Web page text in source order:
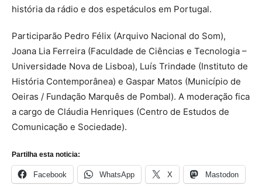
história da rádio e dos espetáculos em Portugal.
Participarão Pedro Félix (Arquivo Nacional do Som),
Joana Lia Ferreira (Faculdade de Ciências e Tecnologia –
Universidade Nova de Lisboa), Luís Trindade (Instituto de
História Contemporânea) e Gaspar Matos (Município de
Oeiras / Fundação Marquês de Pombal). A moderação fica
a cargo de Cláudia Henriques (Centro de Estudos de
Comunicação e Sociedade).
Partilha esta noticia:
Facebook WhatsApp X Mastodon